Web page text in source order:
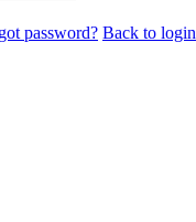
password? Back to login